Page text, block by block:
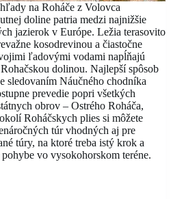
na Roháče z Volovca
doline patria medzi najnižšie
jazierok v Európe. Ležia terasovito
kosodrevinou a čiastočne
ľadovými vodami napĺňajú
dolinou. Najlepší spôsob
sledovaním Náučného chodníka
prevedie popri všetkých
obrov – Ostrého Roháča,
Roháčskych plies si môžete
túr vhodných aj pre
túry, na ktoré treba istý krok a
vo vysokohorskom teréne.